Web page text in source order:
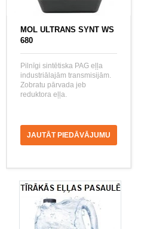
MOL ULTRANS SYNT WS
680
Pilnīgi sintētiska PAG eļļa
industriālajām transmisijām.
Zobratu pārvada jeb
reduktora eļļa.
JAUTĀT PIEDĀVĀJUMU